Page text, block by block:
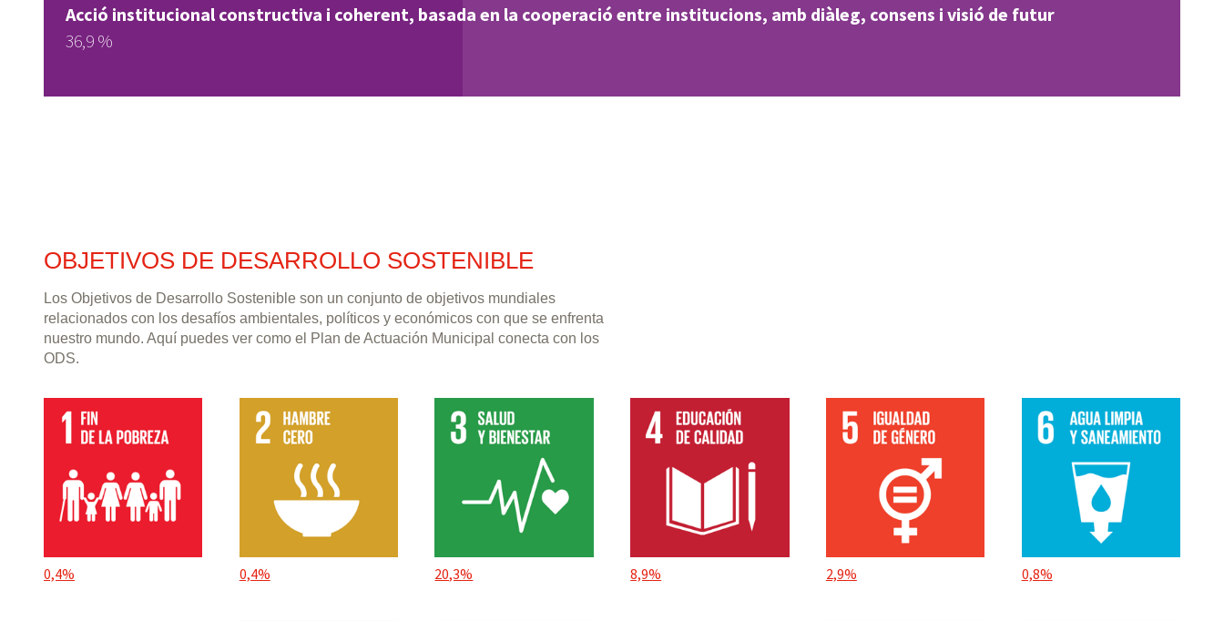
Acció institucional constructiva i coherent, basada en la cooperació entre institucions, amb diàleg, consens i visió de futur
36,9 %
OBJETIVOS DE DESARROLLO SOSTENIBLE
Los Objetivos de Desarrollo Sostenible son un conjunto de objetivos mundiales
relacionados con los desafíos ambientales, políticos y económicos con que se enfrenta
nuestro mundo. Aquí puedes ver como el Plan de Actuación Municipal conecta con los
ODS.
0,4% 0,4% 20,3% 8,9% 2,9% 0,8%